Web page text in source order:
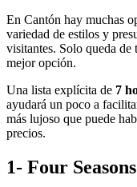
En Cantón hay muchas
variedad de estilos y
visitantes. Solo queda de
mejor opción.
Una lista explícita de 7
ayudará un poco a
más lujoso que puede
precios.
1- Four